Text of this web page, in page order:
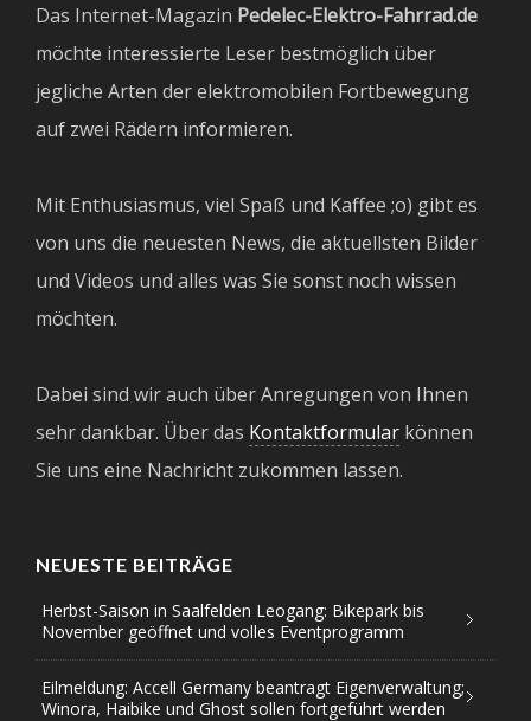
Das Internet-Magazin Pedelec-Elektro-Fahrrad.de
möchte interessierte Leser bestmöglich über
jegliche Arten der elektromobilen Fortbewegung
auf zwei Rädern informieren.
Mit Enthusiasmus, viel Spaß und Kaffee ;o) gibt es
von uns die neuesten News, die aktuellsten Bilder
und Videos und alles was Sie sonst noch wissen
möchten.
Dabei sind wir auch über Anregungen von Ihnen
sehr dankbar. Über das Kontaktformular können
Sie uns eine Nachricht zukommen lassen.
NEUESTE BEITRÄGE
Herbst-Saison in Saalfelden Leogang: Bikepark bis
November geöffnet und volles Eventprogramm
Eilmeldung: Accell Germany beantragt Eigenverwaltung;
Winora, Haibike und Ghost sollen fortgeführt werden